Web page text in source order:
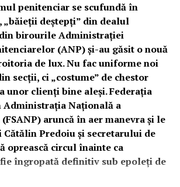
Bogdan, poreclit pe bună
a transformat drama femeii într-o
și paranoia administrativă. În
video de la spălătoria vis-a-vis,
numărul de telefon personal
oficial al secției), a început să-i
S.A. (un subaltern pe care
de gelozie profesională, voia să-l
sac”) și, culmea tupeului, a livrat
mamei suspectului, fără niciun
tremură în casă, Stoican
printre agenți să vadă cine-l
la Băicoi, siguranța cetățeanului e
penitenciar se scufundă în
„băieții deștepți” din dealul
birourile Administrației
(ANP) și-au găsit o nouă
de lux. Nu fac uniforme noi
secții, ci „costume” de chestor
unor clienți bine aleși. Federația
Administrația Națională a
aruncă în aer manevra și le
Predoiu și secretarului de
oprească circul înainte ca
îngropată definitiv sub epoleți de